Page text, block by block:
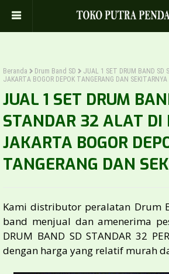
Beranda Drum Band SD
JUAL 1 SET DRUM BAND SD
JAKARTA BOGOR DEPOK TANGERANG DAN SEKITARNYA
JUAL 1 SET DRUM
STANDAR 32 ALAT DI
JAKARTA BOGOR
TANGERANG DAN
Kami distributor peralatan Drum
band menjual dan amenerima
DRUM BAND SD STANDAR 32
dengan harga yang relatif murah